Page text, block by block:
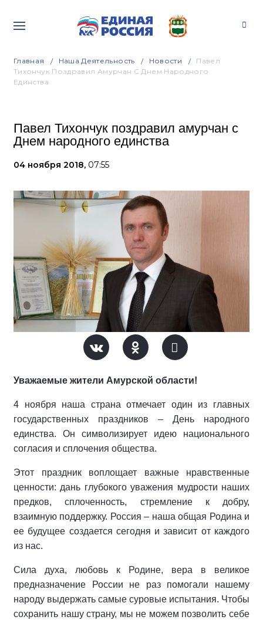
Главная Наша Деятельность Новости
Павел
Тихончук Поздравил Амурчан С Днем Народного
Единства
Павел Тихончук поздравил амурчан с
Днем народного единства
04 ноября 2018, 07:55
Уважаемые жители Амурской области!
4 ноября наша страна отмечает один из главных
государственных праздников – День народного
единства. Он символизирует идею национального
согласия и сплочения общества.
Этот праздник воплощает важные нравственные
ценности: дань глубокого уважения мудрости наших
предков, сплоченность, стремление к добру,
взаимную поддержку. Россия – наша общая Родина и
ее будущее создается сегодня и зависит от каждого
из нас.
Сила духа, любовь к Родине, вера в великое
предназначение России не раз помогали нашему
народу выдержать самые суровые испытания. Чтобы
сохранить нашу страну, мы не можем позволить себе